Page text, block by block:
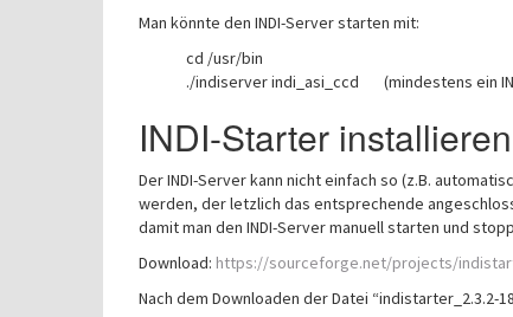
Man könnte den INDI-Server starten mit:
cd /usr/bin
./indiserver indi_asi_ccd (mindestens ein
INDI-Starter installieren
Der INDI-Server kann nicht einfach so (z.B.
werden, der letzlich das entsprechende
damit man den INDI-Server manuell starten und
Download: https://sourceforge.net/projects/
Nach dem Downloaden der Datei